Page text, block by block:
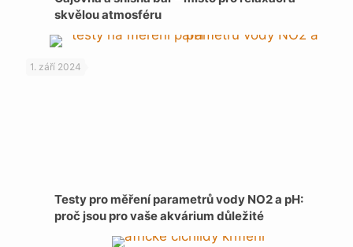
skvělou atmosféru
1. září 2024
Testy pro měření parametrů vody NO2 a pH:
proč jsou pro vaše akvárium důležité